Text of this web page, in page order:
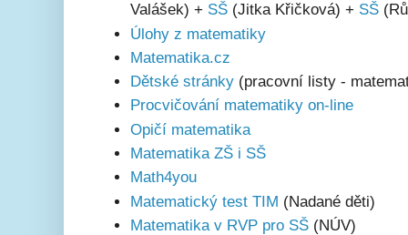
Valášek) + SŠ (Jitka Křičková) + SŠ
Úlohy z matematiky
Matematika.cz
Dětské stránky (pracovní listy -
Procvičování matematiky on-line
Opičí matematika
Matematika ZŠ i SŠ
Math4you
Matematický test TIM (Nadané děti)
Matematika v RVP pro SŠ (NÚV)